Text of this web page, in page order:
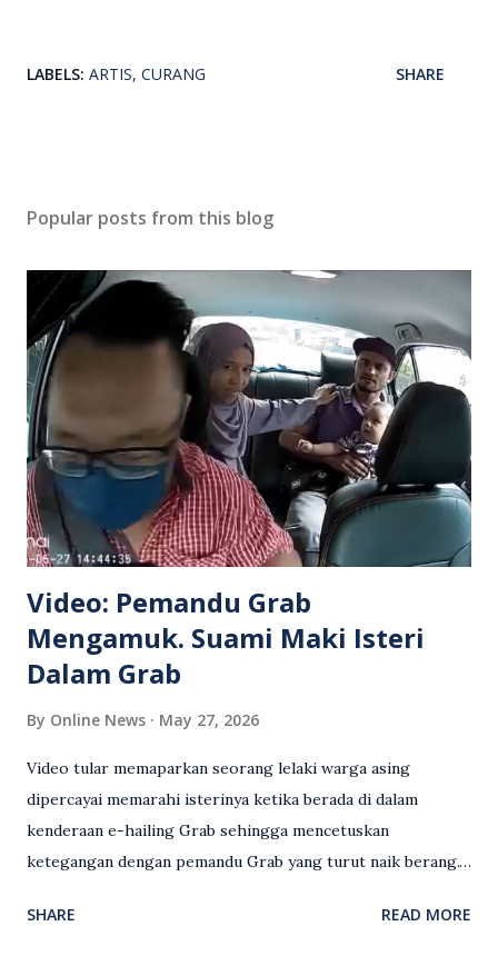
LABELS: ARTIS CURANG SHARE
Popular posts from this blog
Video: Pemandu Grab
Mengamuk. Suami Maki Isteri
Dalam Grab
By Online News May 27, 2026
Video tular memaparkan seorang lelaki warga asing
dipercayai memarahi isterinya ketika berada di dalam
kenderaan e-hailing Grab sehingga mencetuskan
ketegangan dengan pemandu Grab yang turut naik berang.
antara seorang lelaki warga asing dengan pemandu Grab
SHARE READ MORE